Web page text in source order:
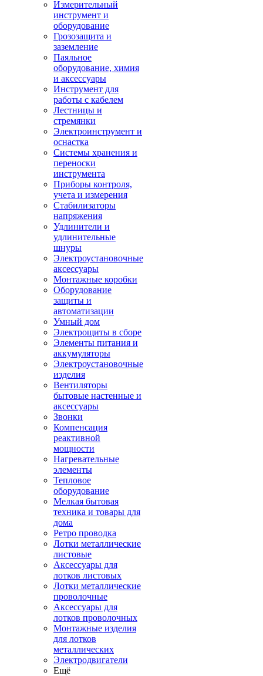
Измерительный
инструмент и
оборудование
Грозозащита и
заземление
Паяльное
оборудование, химия
и аксессуары
Инструмент для
работы с кабелем
Лестницы и
стремянки
Электроинструмент и
оснастка
Системы хранения и
переноски
инструмента
Приборы контроля,
учета и измерения
Стабилизаторы
напряжения
Удлинители и
удлинительные
шнуры
Электроустановочные
аксессуары
Монтажные коробки
Оборудование
защиты и
автоматизации
Умный дом
Электрощиты в сборе
Элементы питания и
аккумуляторы
Электроустановочные
изделия
Вентиляторы
бытовые настенные и
аксессуары
Звонки
Компенсация
реактивной
мощности
Нагревательные
элементы
Тепловое
оборудование
Мелкая бытовая
техника и товары для
дома
Ретро проводка
Лотки металлические
листовые
Аксессуары для
лотков листовых
Лотки металлические
проволочные
Аксессуары для
лотков проволочных
Монтажные изделия
для лотков
металлических
Электродвигатели
Ещё